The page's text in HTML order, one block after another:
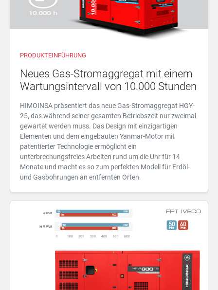
PRODUKTEINFÜHRUNG
Neues Gas-Stromaggregat mit einem
Wartungsintervall von 10.000 Stunden
HIMOINSA präsentiert das neue Gas-Stromaggregat HGY-
25, das während seiner gesamten Betriebszeit nur zweimal
gewartet werden muss. Das Design mit einzigartigen
Elementen und dem eingebauten Yanmar-Motor mit
patentierter Technologie ermöglicht ein
unterbrechungsfreies Arbeiten rund um die Uhr für 14
Monate und macht es so zum perfekten Modell für Erdöl-
und Gasbohrungen an entfernten Orten.